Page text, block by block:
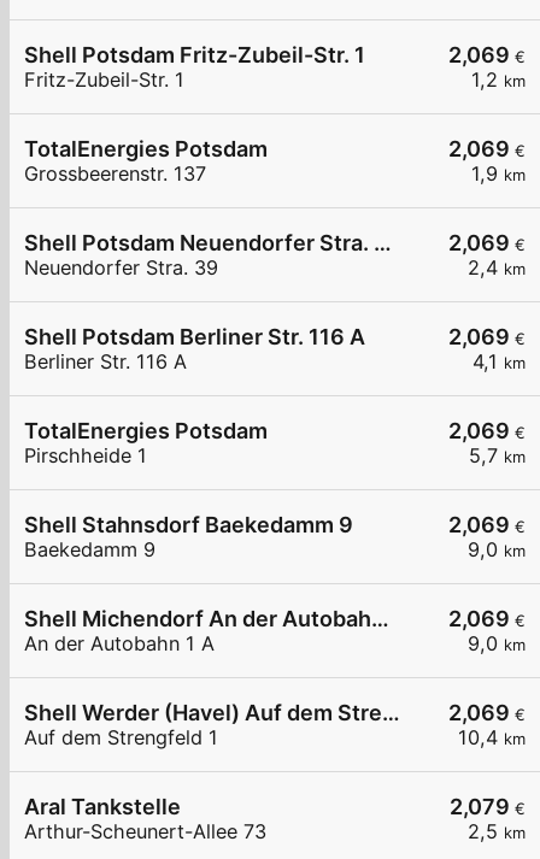
2,069 €
1,2 km
Shell Potsdam Fritz-Zubeil-Str. 1
Fritz-Zubeil-Str. 1
2,069 €
1,9 km
TotalEnergies Potsdam
Grossbeerenstr. 137
2,069 €
2,4 km
Shell Potsdam Neuendorfer Stra. 39
Neuendorfer Stra. 39
2,069 €
4,1 km
Shell Potsdam Berliner Str. 116 A
Berliner Str. 116 A
2,069 €
5,7 km
TotalEnergies Potsdam
Pirschheide 1
2,069 €
9,0 km
Shell Stahnsdorf Baekedamm 9
Baekedamm 9
2,069 €
9,0 km
Shell Michendorf An der Autobahn 1 A
An der Autobahn 1 A
2,069 €
10,4 km
Shell Werder (Havel) Auf dem Strengfeld 1
Auf dem Strengfeld 1
2,079 €
2,5 km
Aral Tankstelle
Arthur-Scheunert-Allee 73